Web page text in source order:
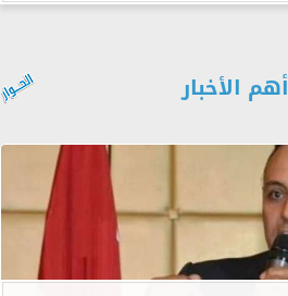
أهم الأخبار